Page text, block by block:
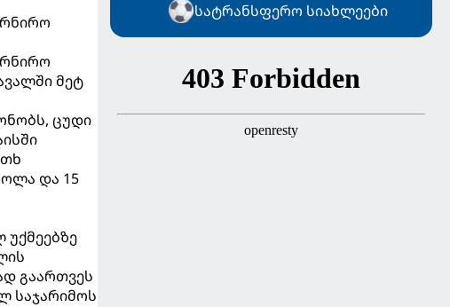
მეტ
ცუდი
და 15
გაართვეს
საჯარიმოს
სატრანსფერო სიახლეები